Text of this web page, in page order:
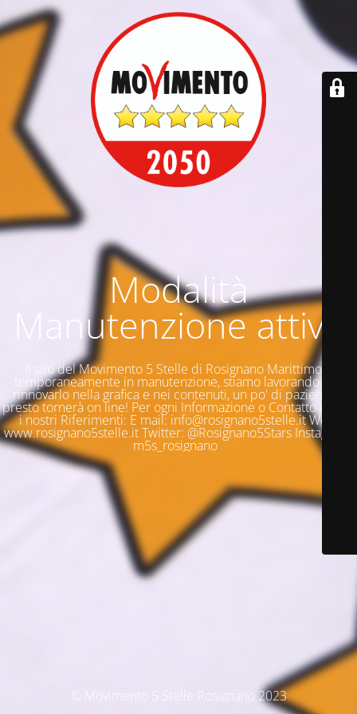
Modalità
Manutenzione attiva
Il sito del Movimento 5 Stelle di Rosignano Marittimo è
temporaneamente in manutenzione, stiamo lavorando per
rinnovarlo nella grafica e nei contenuti, un po' di pazienza e
presto tornerà on line! Per ogni Informazione o Contatto questi
i nostri Riferimenti: E mail: info@rosignano5stelle.it Web:
www.rosignano5stelle.it Twitter: @Rosignano5Stars Instagram:
m5s_rosignano
© Movimento 5 Stelle Rosignano 2023